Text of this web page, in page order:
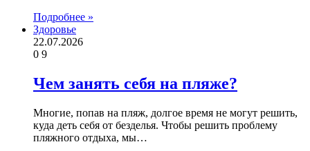
Подробнее »
Здоровье
22.07.2026
0 9
Чем занять себя на пляже?
Многие, попав на пляж, долгое время не могут решить,
куда деть себя от безделья. Чтобы решить проблему
пляжного отдыха, мы…